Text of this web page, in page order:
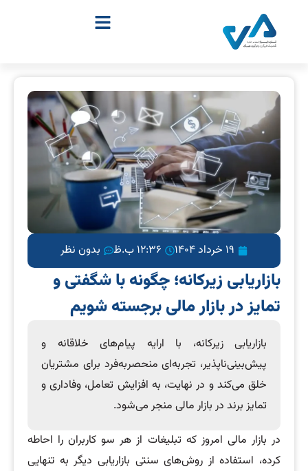
19 خرداد 1404 12:36 ب.ظ بدون نظر
بازاریابی زیرکانه؛ چگونه با شگفتی و
تمایز در بازار مالی برجسته شویم
بازاریابی زیرکانه، با ارایه پیام‌های خلاقانه و
پیش‌بینی‌ناپذیر، تجربه‌ای منحصربه‌فرد برای مشتریان
خلق می‌کند و در نهایت، به افزایش تعامل، وفاداری و
تمایز برند در بازار مالی منجر می‌شود.
در بازار مالی امروز که تبلیغات از هر سو کاربران را احاطه
کرده، استفاده از روش‌های سنتی بازاریابی دیگر به تنهایی